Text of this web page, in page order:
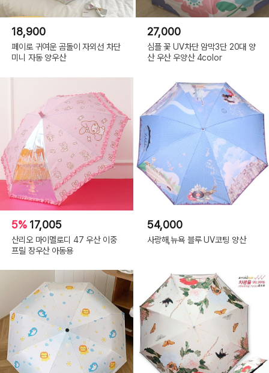
18,900
페이로 귀여운 곰돌이 자외선 차단
미니 자동 양우산
27,000
심플 꽃 UV차단 암막3단 20대 양
산 우산 우양산 4color
5% 17,005
산리오 마이멜로디 47 우산 이중
프릴 장우산 아동용
54,000
사랑해,뉴욕 블루 UV코팅 양산